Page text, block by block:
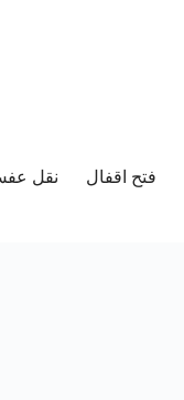
فتح اقفال نقل